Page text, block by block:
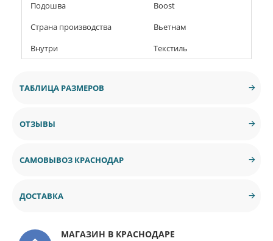
Подошва
Boost
Страна производства
Вьетнам
Внутри
Текстиль
ТАБЛИЦА РАЗМЕРОВ
ОТЗЫВЫ
САМОВЫВОЗ КРАСНОДАР
ДОСТАВКА
МАГАЗИН В КРАСНОДАРЕ